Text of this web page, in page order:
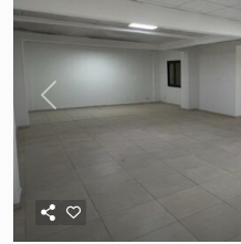
Previous